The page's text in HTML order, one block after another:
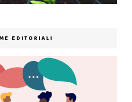
EDITORIALI